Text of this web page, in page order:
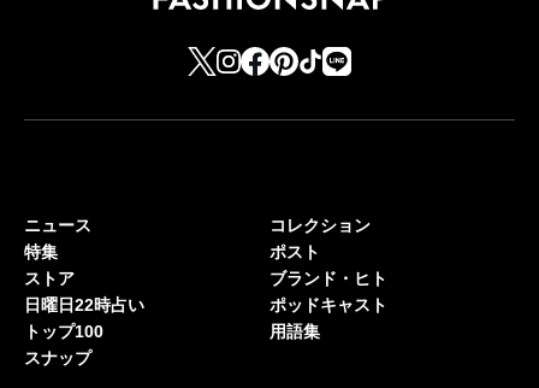
ニュース
特集
ストア
日曜日22時占い
トップ100
スナップ
コレクション
ポスト
ブランド・ヒト
ポッドキャスト
用語集